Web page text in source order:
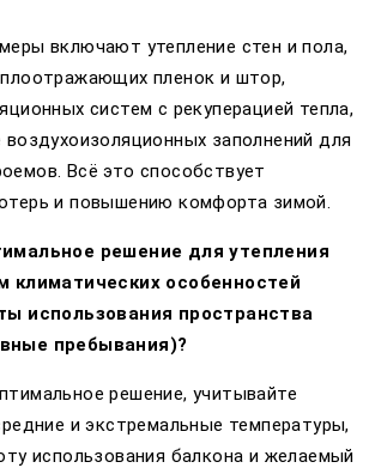
включают утепление стен и пола,
пленок и штор,
систем с рекуперацией тепла,
заполнений для
Всё это способствует
и повышению комфорта зимой.
решение для утепления
климатических особенностей
использования пространства
пребывания)?
решение, учитывайте
и экстремальные температуры,
использования балкона и желаемый